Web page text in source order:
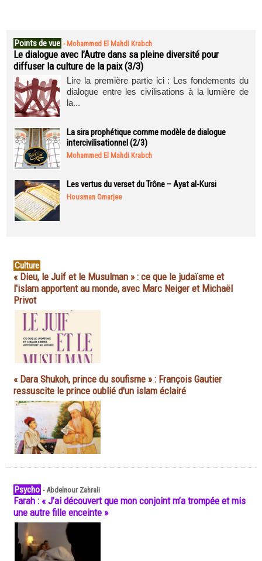
Points de vue - Mohammed El Mahdi Krabch
Le dialogue avec l’Autre dans sa pleine diversité pour
diffuser la culture de la paix (3/3)
Lire la première partie ici : Les fondements du
dialogue entre les civilisations à la lumière de
la...
La sira prophétique comme modèle de dialogue
intercivilisationnel (2/3)
Mohammed El Mahdi Krabch
Les vertus du verset du Trône – Ayat al-Kursi
Housman Omarjee
Culture
« Dieu, le Juif et le Musulman » : ce que le judaïsme et
l'islam apportent au monde, avec Marc Neiger et Michaël
Privot
« Dara Shukoh, prince du soufisme » : François Gautier
ressuscite le prince oublié d'un islam éclairé
Psycho -Abdelnour Zahrali
Farah : « J’ai découvert que mon conjoint m’a trompée et mis
une autre fille enceinte »